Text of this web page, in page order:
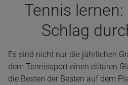
Ten­nis
Schlag
Es sind nicht nur die jährlichen
dem Tennissport einen elitären
die Besten der Besten auf dem